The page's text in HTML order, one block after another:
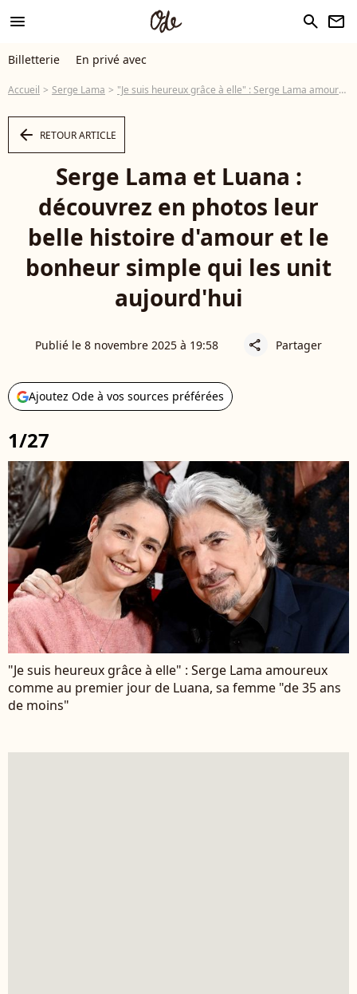
menu search newsletter
Billetterie En privé avec
Accueil Serge Lama "Je suis heureux grâce à elle" : Serge Lama amoureux comme au premier jour de Luana, sa femme "de 35 ans de moins"
arrow_left RETOUR ARTICLE
Serge Lama et Luana :
découvrez en photos leur
belle histoire d'amour et le
bonheur simple qui les unit
aujourd'hui
Publié le 8 novembre 2025 à 19:58 share Partager
Ajoutez Ode à vos sources préférées
1/27
"Je suis heureux grâce à elle" : Serge Lama amoureux
comme au premier jour de Luana, sa femme "de 35 ans
de moins"